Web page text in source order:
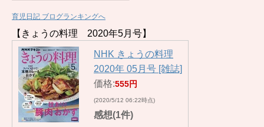
育児日記 ブログランキングへ
【きょうの料理 2020年5月号】
NHK きょうの料理
2020年 05月号 [雑誌]
価格:555円
(2020/5/12 06:22時点)
感想(1件)